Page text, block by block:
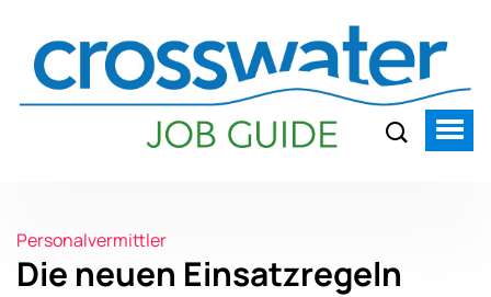
Personalvermittler
Die neuen Einsatzregeln